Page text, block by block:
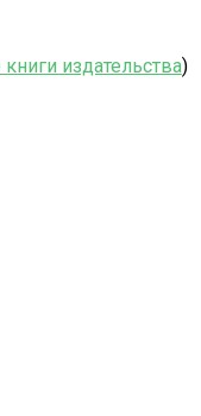
книги издательства)